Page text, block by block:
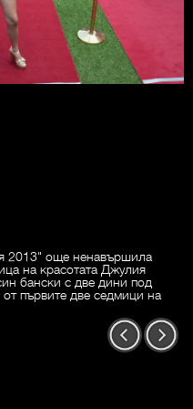
2013" още ненавършила
на красотата Джулия
бански с две дини под
първите две седмици на